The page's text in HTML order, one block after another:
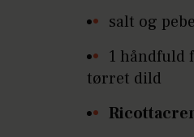
salt og
1 håndfuld
tørret dild